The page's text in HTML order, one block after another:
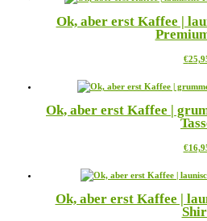
Ok, aber erst Kaffee |
€
Ok, aber erst Kaffee |
€
Ok, aber erst Kaffee |